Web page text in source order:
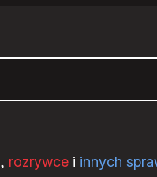
, rozrywcei innych